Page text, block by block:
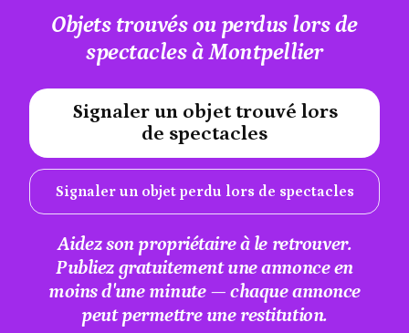
Objets trouvés ou perdus lors de
spectacles à Montpellier
Signaler un objet trouvé lors
de spectacles
Signaler un objet perdu lors de spectacles
#A12AEB
Aidez son propriétaire à le retrouver.
Publiez gratuitement une annonce en
moins d'une minute — chaque annonce
peut permettre une restitution.